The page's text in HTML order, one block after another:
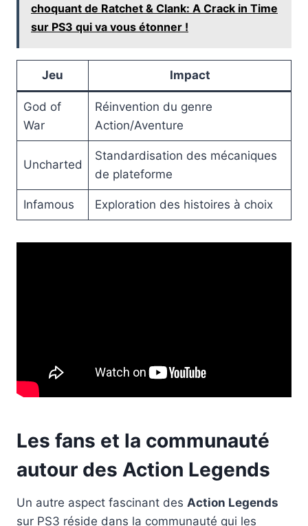
choquant de Ratchet & Clank: A Crack in Time
sur PS3 qui va vous étonner !
Jeu Impact
God of
War
Réinvention du genre
Action/Aventure
Uncharted
Standardisation des mécaniques
de plateforme
Infamous Exploration des histoires à choix
Les fans et la communauté
autour des Action Legends
Un autre aspect fascinant des Action Legends
sur PS3 réside dans la communauté qui les